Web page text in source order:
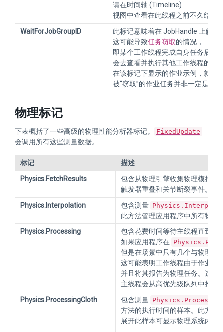
请在时间轴 (Timeline)
视图中查看在此线程之前不久结束
WaitForJobGroupID
此标记意味着在 JobHandle 上触发
这可能导致任务窃取的情况，
即某个工作线程完成自身任务后，
会去查看并执行其他工作线程的作
在该标记下显示的作业示例，就是
被“窃取”的作业任务并非一定是原
物理标记
下表概括了一些高级的物理性能分析器标记。 FixedUpdate
会调用所有这些测量数据。
标记
描述
Physics.FetchResults
包含从物理引擎收集物理模拟结
触发器重叠和关节断裂事件。
Physics.Interpolation
包含测量
此方法管理应用程序中所有物理
Physics.Processing
包含花费时间等待主线程直到物
如果应用程序在
但是在场景中只有几个与物理相
这可能表明工作线程由于作业窃
并且将其报告为物理任务。这是
主线程会从高优先级队列中拾取
Physics.ProcessingCloth
包含测量
方法的执行时间的样本。此方法
展开此样本可显示物理系统内部